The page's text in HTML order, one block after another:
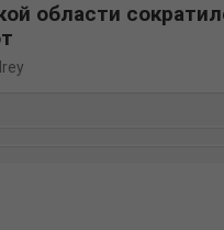
области